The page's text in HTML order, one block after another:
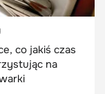
co jakiś czas
na